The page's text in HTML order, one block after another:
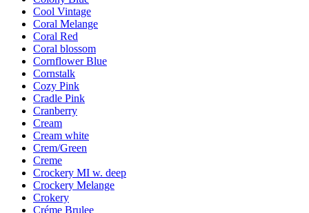
Cool Vintage
Coral Melange
Coral Red
Coral blossom
Cornflower Blue
Cornstalk
Cozy Pink
Cradle Pink
Cranberry
Cream
Cream white
Crem/Green
Creme
Crockery MI w. deep
Crockery Melange
Crokery
Créme Brulee